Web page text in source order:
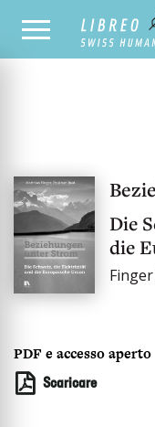
OUR CATALOGUE
Die
die
PDF e accesso aperto
Scaricare